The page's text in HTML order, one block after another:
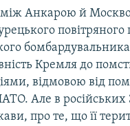
Анкарою й
повітряного
Кремля до
відмовою від
Але в російських
про те, що її